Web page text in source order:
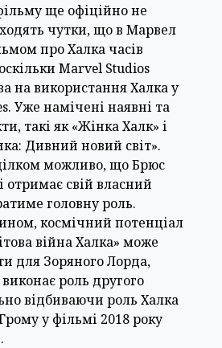
ще офіційно не
чутки, що в Марвел
про Халка часів
Marvel Studios
на використання Халка у
Уже намічені наявні та
такі як «Жінка Халк» і
Дивний новий світ».
можливо, що Брюс
свій власний
головну роль.
космічний потенціал
війна Халка» може
для Зоряного Лорда,
роль другого
відбиваючи роль Халка
у фільмі 2018 року